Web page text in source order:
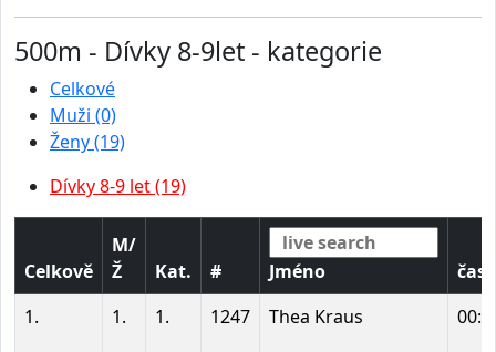
500m - Dívky 8-9let - kategorie
Celkové
Muži (0)
Ženy (19)
Dívky 8-9 let (19)
Celkově
M/
Ž
Kat. # Jméno
čas
1.
1. 1. 1247 Thea Kraus